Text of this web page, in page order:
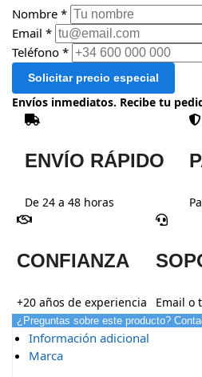
Nombre *
Email *
Teléfono *
Solicitar precio especial
Envíos inmediatos. Recibe tu
ENVÍO RÁPIDO
De 24 a 48 horas
CONFIANZA
+20 años de experiencia Email o
¿Preguntas sobre este producto?
Información adicional
Marca